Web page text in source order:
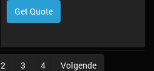
Get Quote
2 3 4 Volgende